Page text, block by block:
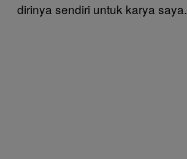
dirinya sendiri untuk karya saya.